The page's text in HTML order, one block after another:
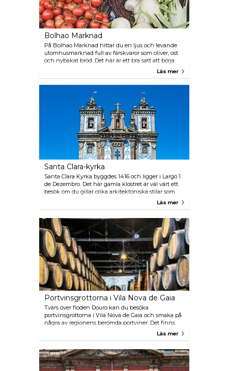
Bolhao Marknad
På Bolhao Marknad hittar du en ljus och levande
utomhusmarknad full av färskvaror som oliver, ost
och nybakat bröd. Det här är ett bra sätt att börja
dagen, ta in atmosfären och införskaffa lite mat för
Läs mer
Santa Clara-kyrka
Santa Clara Kyrka byggdes 1416 och ligger i Largo 1
de Dezembro. Det här gamla klostret är väl värt ett
besök om du gillar olika arkitektoniska stilar som
Läs mer
Portvinsgrottorna i Vila Nova de Gaia
Tvärs över floden Douro kan du besöka
portvinsgrottorna i Vila Nova de Gaia och smaka på
några av regionens berömda portviner. Det finns
över femtio vinföretag i området som erbjuder
vinkällare.
Läs mer